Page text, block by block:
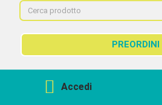
PREORDINI
Accedi